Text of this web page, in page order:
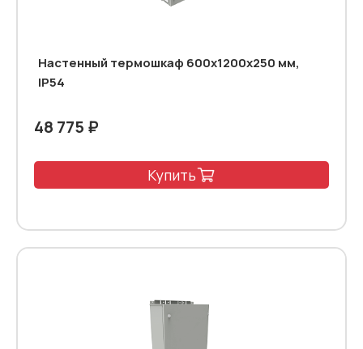
Настенный термошкаф 600x1200x250 мм,
IP54
48 775 ₽
Купить